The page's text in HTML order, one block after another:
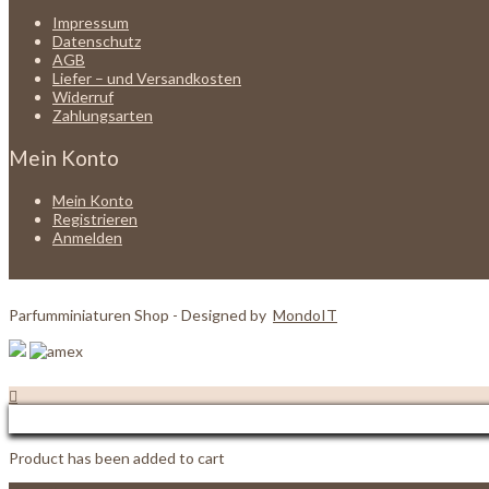
Impressum
Datenschutz
AGB
Liefer – und Versandkosten
Widerruf
Zahlungsarten
Mein Konto
Mein Konto
Registrieren
Anmelden
Parfumminiaturen Shop - Designed by MondoIT
Product has been added to cart